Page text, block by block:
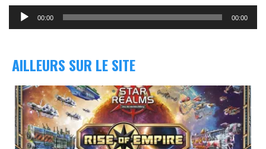
Lecteur
audio 00:00 00:00
AILLEURS SUR LE SITE